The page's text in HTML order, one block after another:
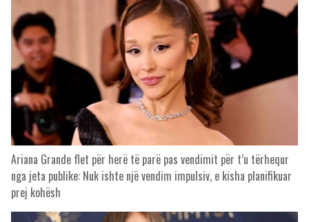
Ariana Grande flet për herë të parë pas vendimit për t’u tërhequr
nga jeta publike: Nuk ishte një vendim impulsiv, e kisha planifikuar
prej kohësh